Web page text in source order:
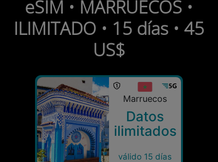
eSIM • MARRUECOS •
ILIMITADO • 15 días • 45
US$
Marruecos
Datos
ilimitados
válido 15 días